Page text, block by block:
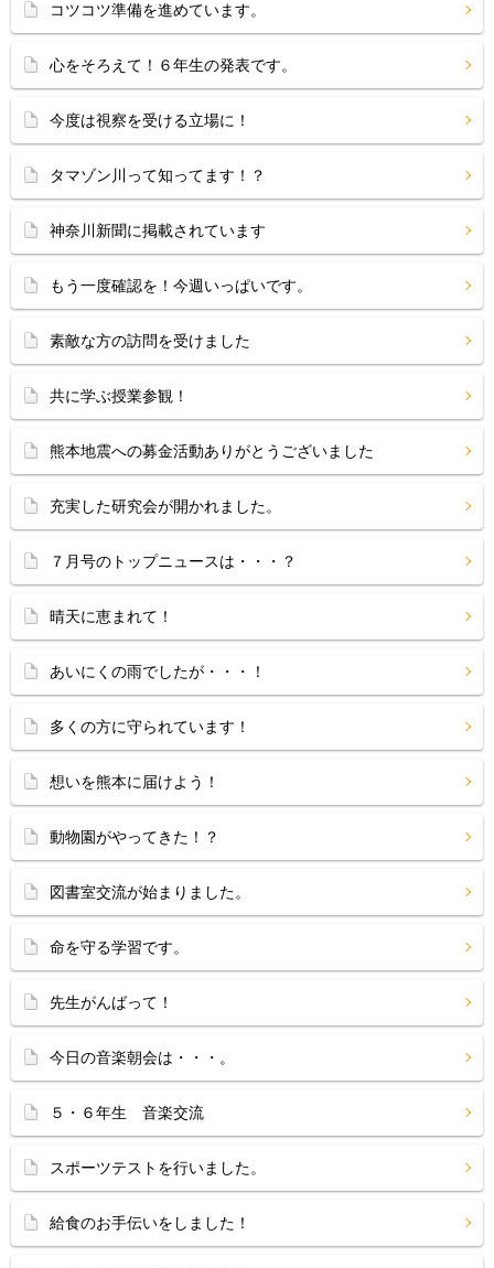
コツコツ準備を進めています。
心をそろえて！６年生の発表です。
今度は視察を受ける立場に！
タマゾン川って知ってます！？
神奈川新聞に掲載されています
もう一度確認を！今週いっぱいです。
素敵な方の訪問を受けました
共に学ぶ授業参観！
熊本地震への募金活動ありがとうございました
充実した研究会が開かれました。
７月号のトップニュースは・・・？
晴天に恵まれて！
あいにくの雨でしたが・・・！
多くの方に守られています！
想いを熊本に届けよう！
動物園がやってきた！？
図書室交流が始まりました。
命を守る学習です。
先生がんばって！
今日の音楽朝会は・・・。
５・６年生 音楽交流
スポーツテストを行いました。
給食のお手伝いをしました！